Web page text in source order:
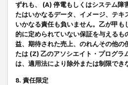
ずれも、 (A) 停電もしくはシステム障
たはいかなるデータ、イメージ、テ
いかなる責任も負いません。乙が甲
的に定められていない保証を与える
益、期待された売上、のれんその他
たは (Z) 乙のアソシエイト・プログラ
は、適用法により除外または制限で
8. 責任限定